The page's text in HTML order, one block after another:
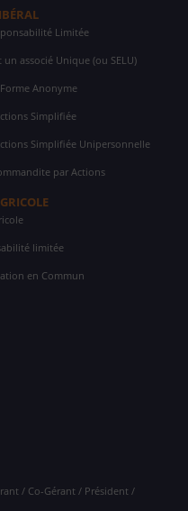
Limitée
associé Unique (ou SELU)
Anonyme
Simplifiée
Simplifiée Unipersonnelle
par Actions
limitée
en Commun
/ Co-Gérant / Président /